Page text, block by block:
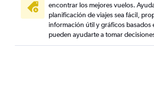
encontrar los mejores vuelos.
planificación de viajes sea fácil,
información útil y gráficos basados
pueden ayudarte a tomar